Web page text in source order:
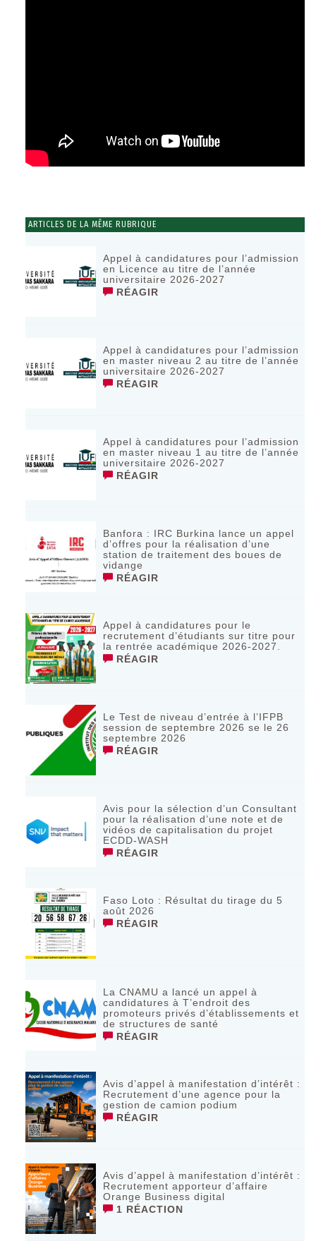
ARTICLES DE LA MÊME RUBRIQUE
Appel à candidatures pour l’admission
en Licence au titre de l’année
universitaire 2026-2027
RÉAGIR
Appel à candidatures pour l’admission
en master niveau 2 au titre de l’année
universitaire 2026-2027
RÉAGIR
Appel à candidatures pour l’admission
en master niveau 1 au titre de l’année
universitaire 2026-2027
RÉAGIR
Banfora : IRC Burkina lance un appel
d’offres pour la réalisation d’une
station de traitement des boues de
vidange
RÉAGIR
Appel à candidatures pour le
recrutement d’étudiants sur titre pour
la rentrée académique 2026-2027.
RÉAGIR
Le Test de niveau d’entrée à l’IFPB
session de septembre 2026 se le 26
septembre 2026
RÉAGIR
Avis pour la sélection d’un Consultant
pour la réalisation d’une note et de
vidéos de capitalisation du projet
ECDD-WASH
RÉAGIR
Faso Loto : Résultat du tirage du 5
août 2026
RÉAGIR
La CNAMU a lancé un appel à
candidatures à T’endroit des
promoteurs privés d’établissements et
de structures de santé
RÉAGIR
Avis d’appel à manifestation d’intérêt :
Recrutement d’une agence pour la
gestion de camion podium
RÉAGIR
Avis d’appel à manifestation d’intérêt :
Recrutement apporteur d’affaire
Orange Business digital
1 RÉACTION